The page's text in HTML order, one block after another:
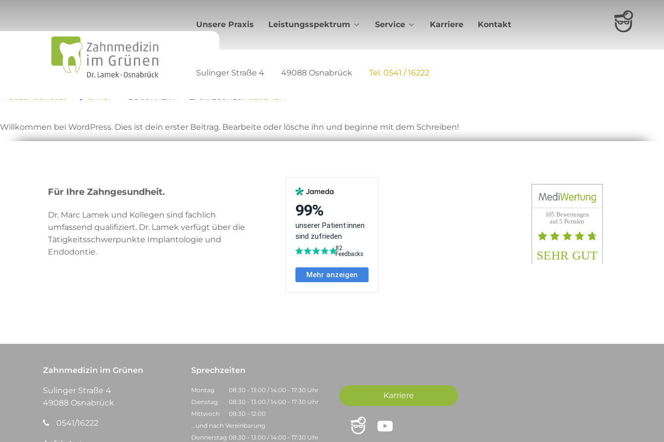
Unsere Praxis Leistungsspektrum Service Karriere Kontakt
Sulinger Straße 4 49088 Osnabrück Tel. 0541 / 16222
Willkommen bei WordPress. Dies ist dein erster Beitrag. Bearbeite oder lösche ihn und beginne mit dem Schreiben!
Für Ihre Zahngesundheit.
Dr. Marc Lamek und Kollegen sind fachlich
umfassend qualifiziert. Dr. Lamek verfügt über die
Tätigkeitsschwerpunkte Implantologie und
Endodontie.
105 Bewertungen
auf 5 Portalen
SEHR GUT
Zahnmedizin im Grünen
Sulinger Straße 4
49088 Osnabrück
0541/16222
Sprechzeiten
Montag
08:30 - 13:00 / 14:00 - 17:30 Uhr
Dienstag
08:30 - 13:00 / 14:00 - 17:30 Uhr
Mittwoch
08:30 - 12:00
...und nach Vereinbarung
Donnerstag 08:30 - 13:00 / 14:00 - 17:30 Uhr
Karriere